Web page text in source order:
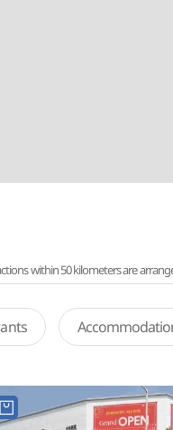
within 50 kilometers are